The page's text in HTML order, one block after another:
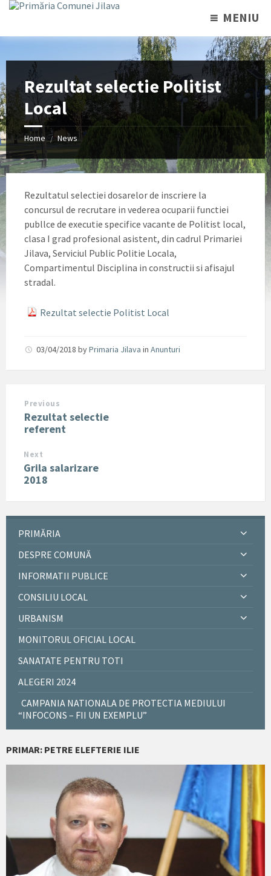
MENIU
Rezultat selectie Politist
Local
Home / News
Rezultatul selectiei dosarelor de inscriere la
concursul de recrutare in vederea ocuparii functiei
publlce de executie specifice vacante de Politist local,
clasa I grad profesional asistent, din cadrul Primariei
Jilava, Serviciul Public Politie Locala,
Compartimentul Disciplina in constructii si afisajul
stradal.
Rezultat selectie Politist Local
03/04/2018 byPrimaria Jilava in Anunturi
Previous
Rezultat selectie
referent
Next
Grila salarizare
2018
PRIMĂRIA
DESPRE COMUNĂ
INFORMATII PUBLICE
CONSILIU LOCAL
URBANISM
MONITORUL OFICIAL LOCAL
SANATATE PENTRU TOTI
ALEGERI 2024
CAMPANIA NATIONALA DE PROTECTIA MEDIULUI
“INFOCONS – FII UN EXEMPLU”
PRIMAR: PETRE ELEFTERIE ILIE